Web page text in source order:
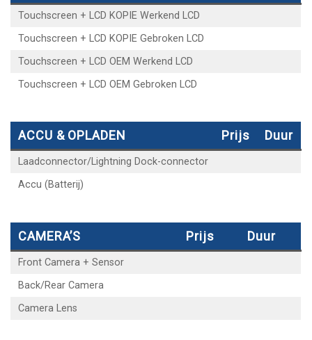
Touchscreen + LCD KOPIE Werkend LCD
Touchscreen + LCD KOPIE Gebroken LCD
Touchscreen + LCD OEM Werkend LCD
Touchscreen + LCD OEM Gebroken LCD
ACCU & OPLADEN Prijs Duur
Laadconnector/Lightning Dock-connector
Accu (Batterij)
CAMERA’S Prijs Duur
Front Camera + Sensor
Back/Rear Camera
Camera Lens